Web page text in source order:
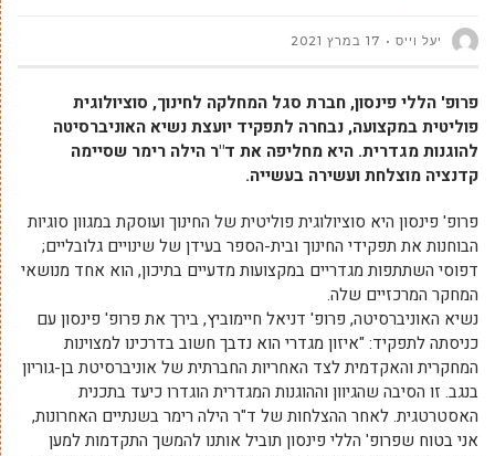
יעל וייס 17 במרץ 2021
פרופ' הללי פינסון, חברת סגל המחלקה לחינוך, סוציולוגית
פוליטית במקצועה, נבחרה לתפקיד יועצת נשיא האוניברסיטה
להוגנות מגדרית. היא מחליפה את ד"ר הילה רימר שסיימה
קדנציה מוצלחת ועשירה בעשייה.
פרופ' פינסון היא סוציולוגית פוליטית של החינוך ועוסקת במגוון סוגיות
הבוחנות את תפקידי החינוך ובית-הספר בעידן של שינויים גלובליים;
דפוסי השתתפות מגדריים במקצועות מדעיים בתיכון, הוא אחד מנושאי
המחקר המרכזיים שלה.
נשיא האוניברסיטה, פרופ' דניאל חיימוביץ, בירך את פרופ' פינסון עם
כניסתה לתפקיד: "איזון מגדרי הוא נדבך חשוב בדרכינו למצוינות
המחקרית והאקדמית לצד האחריות החברתית של אוניברסיטת בן-גוריון
בנגב. זו הסיבה שהגיוון וההוגנות המגדרית הוגדרו כיעד בתכנית
האסטרטגית. לאחר ההצלחות של ד"ר הילה רימר בשנתיים האחרונות,
אני בטוח שפרופ' הללי פינסון תוביל אותנו להמשך התקדמות למען